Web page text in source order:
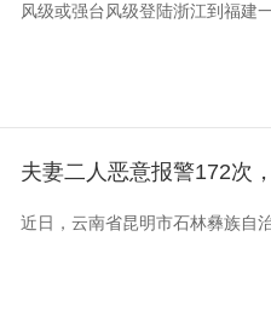
风级或强台风级登陆浙江到福建
夫妻二人恶意报警172次
近日，云南省昆明市石林彝族自